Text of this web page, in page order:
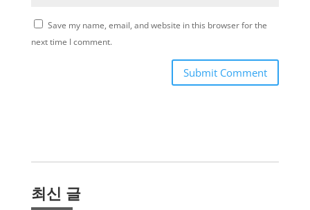
Save my name, email, and website in this browser for the
next time I comment.
Submit Comment
최신 글